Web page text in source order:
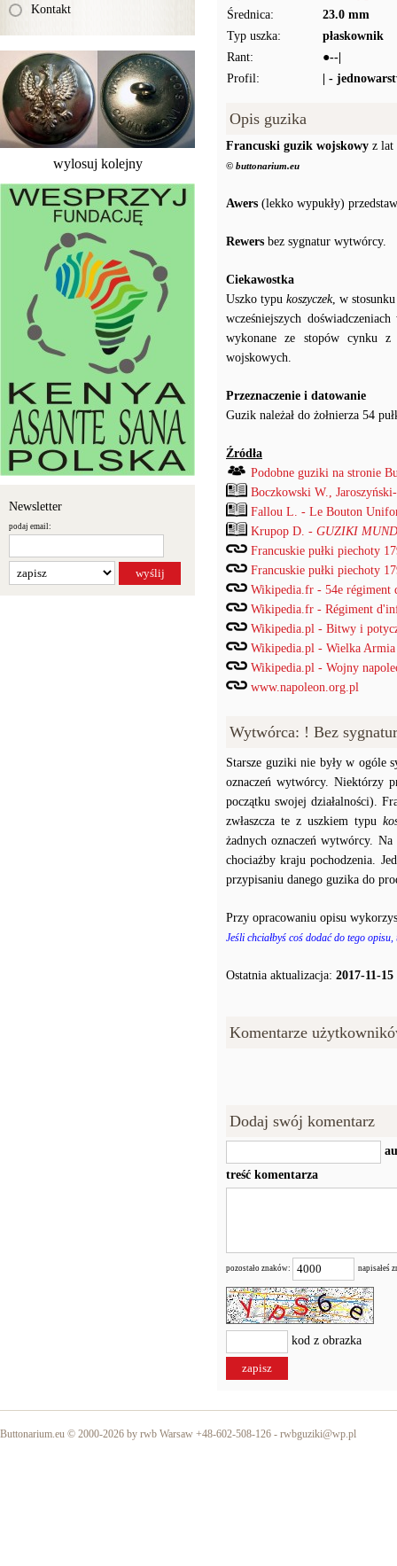
Kontakt
wylosuj kolejny
Newsletter
podaj email:
Średnica:
23.0 mm
Typ uszka:
płaskownik
Rant:
●--|
Profil:
| -
Opis guzika
Francuski guzik wojskowy z lat
© buttonarium.eu
Awers (lekko wypukły)
Rewers bez sygnatur wytwórcy.
Ciekawostka
Uszko typu koszyczek, w stosunku
wcześniejszych
wykonane ze stopów cynku z
wojskowych.
Przeznaczenie i datowanie
Guzik należał do żołnierza 54
Źródła
Podobne guziki na stronie
Boczkowski W.,
Fallou L. - Le Bouton
Krupop D. - GUZIKI
Francuskie pułki piechoty
Francuskie pułki piechoty
Wikipedia.fr - 54e régiment
Wikipedia.fr - Régiment
Wikipedia.pl - Bitwy i
Wikipedia.pl - Wielka Armia
Wikipedia.pl - Wojny
www.napoleon.org.pl
Wytwórca: ! Bez
Starsze guziki nie były w ogóle
oznaczeń wytwórcy. Niektórzy
początku swojej działalności).
zwłaszcza te z uszkiem typu
żadnych oznaczeń wytwórcy.
chociażby kraju pochodzenia.
przypisaniu danego guzika do
Przy opracowaniu opisu
Jeśli chciałbyś coś dodać do tego
Ostatnia aktualizacja: 2017-11-15
Komentarze
Dodaj swój komentarz
treść komentarza
pozostało znaków: napisałeś
kod z obrazka
Buttonarium.eu © 2000-2026 by rwb Warsaw +48-602-508-126 - rwbguziki@wp.pl